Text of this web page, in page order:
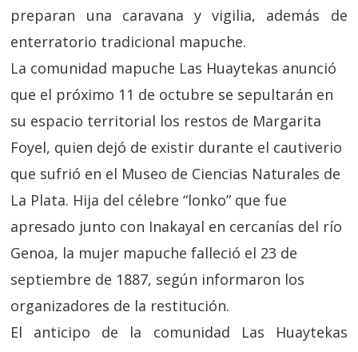
preparan una caravana y vigilia, además de
enterratorio tradicional mapuche.
La comunidad mapuche Las Huaytekas anunció
que el próximo 11 de octubre se sepultarán en
su espacio territorial los restos de Margarita
Foyel, quien dejó de existir durante el cautiverio
que sufrió en el Museo de Ciencias Naturales de
La Plata. Hija del célebre “lonko” que fue
apresado junto con Inakayal en cercanías del río
Genoa, la mujer mapuche falleció el 23 de
septiembre de 1887, según informaron los
organizadores de la restitución.
El anticipo de la comunidad Las Huaytekas